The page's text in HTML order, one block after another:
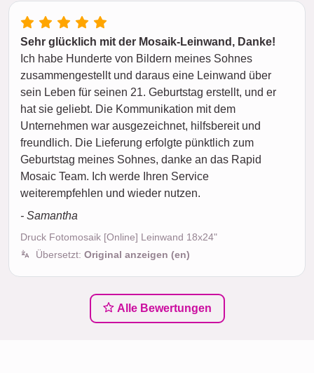
Sehr glücklich mit der Mosaik-Leinwand, Danke!
Ich habe Hunderte von Bildern meines Sohnes
zusammengestellt und daraus eine Leinwand über
sein Leben für seinen 21. Geburtstag erstellt, und er
hat sie geliebt. Die Kommunikation mit dem
Unternehmen war ausgezeichnet, hilfsbereit und
freundlich. Die Lieferung erfolgte pünktlich zum
Geburtstag meines Sohnes, danke an das Rapid
Mosaic Team. Ich werde Ihren Service
weiterempfehlen und wieder nutzen.
- Samantha
Druck Fotomosaik [Online] Leinwand 18x24"
Übersetzt: Original anzeigen (en)
Alle Bewertungen